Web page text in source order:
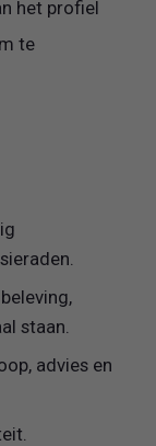
het profiel
te
staan.
advies en